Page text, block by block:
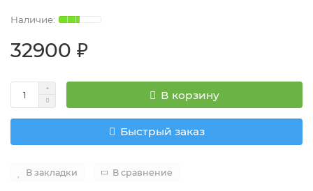
32900 ₽
В корзину
Быстрый заказ
В закладки В сравнение